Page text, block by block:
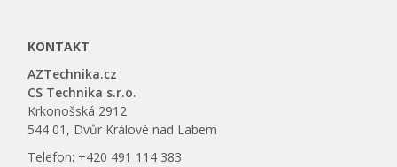
KONTAKT
AZTechnika.cz
CS Technika s.r.o.
Krkonošská 2912
544 01, Dvůr Králové nad Labem
Telefon: +420 491 114 383